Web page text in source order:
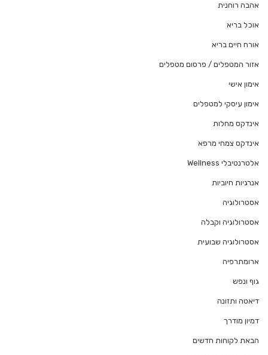
אהבה רוחנית
אוכל בריא
אורח חיים בריא
אזור המטפלים / פרסום מטפלים
אימון אישי
אימון עיסקי למטפלים
אינדקס מחלות
אינדקס צמחי מרפא
אלטרנטיבלי Wellness
אנרגיות חיוביות
אסטרולוגיה
אסטרולוגיה וקבלה
אסטרולוגיה שבועית
ארומתרפיה
גוף ונפש
דיאטה ותזונה
דמיון מודרך
הבאת לקוחות חדשים